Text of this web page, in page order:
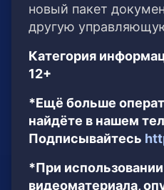
новый пакет
другую
Категория
12+
*Ещё больше
найдёте в нашем
Подписывайтесь
*При
видеоматериала,